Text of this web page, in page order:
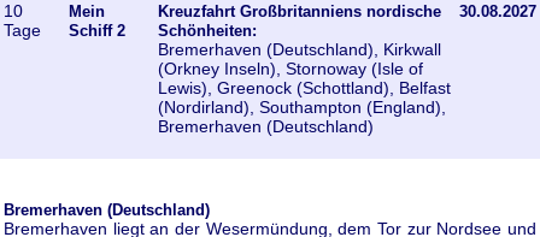
10
Tage
Mein
Schiff 2
Kreuzfahrt Großbritanniens nordische
Schönheiten:
Bremerhaven (Deutschland), Kirkwall
(Orkney Inseln), Stornoway (Isle of
Lewis), Greenock (Schottland), Belfast
(Nordirland), Southampton (England),
Bremerhaven (Deutschland)
30.08.2027
Bremerhaven (Deutschland)
Bremerhaven liegt an der Wesermündung, dem Tor zur Nordsee und